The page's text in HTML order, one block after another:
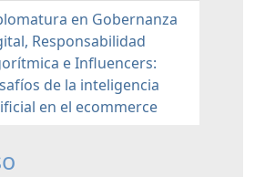
en Gobernanza
Responsabilidad
e Influencers:
de la inteligencia
en el ecommerce